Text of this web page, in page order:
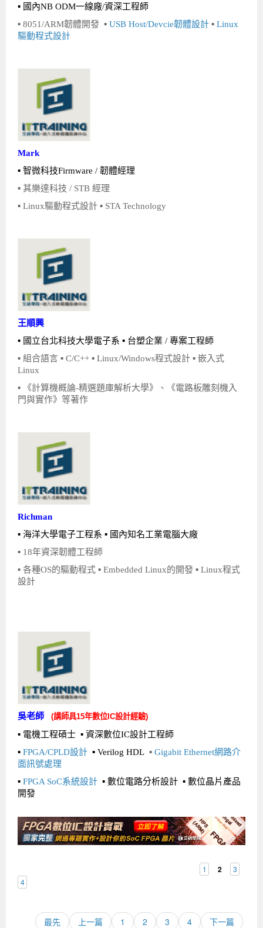
AIoT智能聯網運算實戰
AI強化學習 - 自動控制應用
讓 AI 成為你的數位同事
物聯網Web整合應用實作
[學程]物聯網全端與深度學習整合
智能機器人系統整合開發
電腦視覺與影像處理
嵌入式Linux開發與AI影像辨識
智能機器人系統整合開發
ARM mbed 物聯網平台應用實作
ARM Cortex-M0 應用整合設計
程式語言系列課程
資料結構精修班
C++程式設計
Python程式實戰養成學程
Python程式設計
Python程式設計(舊)
APCS寒暑假程式檢定班
Java 物件導向程式
Android嵌入式平台開發訓練班
Android APP 實戰開發學程
Android Framework
Android ADK周邊裝置開發班
iOS程式開發系列課程
iPhone程式設計基礎班
iPhone程式設計進階班
Android嵌入式平台開發訓練班
TI MSP430微控制器開發
產品應用系列課程
生醫感測器整合設計班
NFC無線通訊設計實作班
物聯網Web整合應用實作班
轉職就業班
AIoT人工智慧與物聯網實戰人才就業班
AI智能醫療電子產品開發人才就業班
物聯網韌體工程師人才養成班
物聯網平台開發人才養成班(政府+企業雙重補助)
物聯網平台開發人才養成班
實體課程總覽
AI邊緣運算實作-TFL for MCU
資料分析與視覺化
非監督式學習
Edge AI與Pi Pico實作應用
電腦視覺演算法-人臉識別實戰
OpenVINO邊緣運算實務
iPAS巨量資料分析師考照班
iPAS機器學習工程師
APCS檢定 C++課程
APCS檢定培訓課程
【遠距同步】APCS寒/暑假營隊
【遠距同步】青少年AI冬/夏令營
青少年AI人工智慧實作班
資料結構
JavaScript程式設計
C++程式設計
Python進階程式設計：從資料結構到演算法
Python程式實戰養成學程
Linux & C語言硬體控制
Raspberry Pi 使用入門
Edge AI與Raspberry Pi Pico實作應用
硬體控制使用Python
用樹莓派實現物聯網
5G-SDN通訊系列課程
micro:bit 創意程式設計
Scratch 創意程式設計
學員專屬提問平台
▪ 國內NB ODM一線廠/資深工程師
▪ 8051/ARM韌體開發 ▪ USB Host/Devcie韌體設計 ▪ Linux
驅動程式設計
Mark
▪ 智微科技Firmware / 韌體經理
▪ 其樂達科技 / STB 經理
▪ Linux驅動程式設計 ▪ STA Technology
王順興
▪ 國立台北科技大學電子系 ▪ 台塑企業 / 專案工程師
▪ 組合語言 ▪ C/C++ ▪ Linux/Windows程式設計 ▪ 嵌入式
Linux
▪ 《計算機概論-精選題庫解析大學》、《電路板雕刻機入
門與實作》等著作
Richman
▪ 海洋大學電子工程系 ▪ 國內知名工業電腦大廠
▪ 18年資深韌體工程師
▪ 各種OS的驅動程式 ▪ Embedded Linux的開發 ▪ Linux程式
設計
吳老師 (講師具15年數位IC設計經驗)
▪ 電機工程碩士 ▪ 資深數位IC設計工程師
▪ FPGA/CPLD設計 ▪ Verilog HDL ▪ Gigabit Ethernet網路介
面訊號處理
▪ FPGA SoC系統設計 ▪ 數位電路分析設計 ▪ 數位晶片產品
開發
1 2
3
4
最先 上一篇 1 2 3 4
下一篇